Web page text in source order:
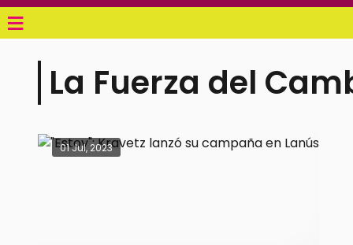
≡
La Fuerza del
01 Jul, 2023